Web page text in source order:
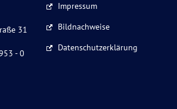
31
- 0
Impressum
Bildnachweise
Datenschutzerklärung